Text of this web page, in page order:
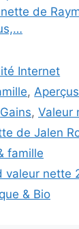
de
Internet
,
Gains, Valeur
de Jalen
famille
valeur nette
& Bio